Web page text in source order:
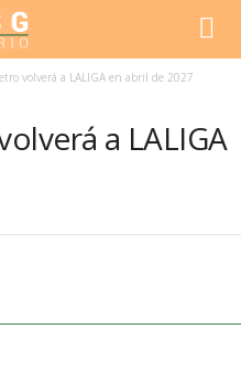
volverá a LALIGA en abril de 2027
a LALIGA